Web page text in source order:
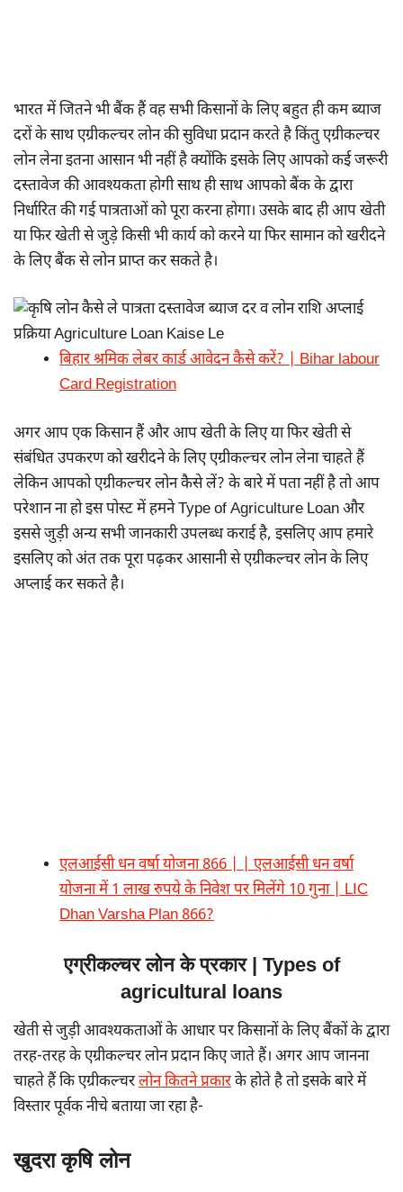
भारत में जितने भी बैंक हैं वह सभी किसानों के लिए बहुत ही कम ब्याज
दरों के साथ एग्रीकल्चर लोन की सुविधा प्रदान करते है किंतु एग्रीकल्चर
लोन लेना इतना आसान भी नहीं है क्योंकि इसके लिए आपको कई जरूरी
दस्तावेज की आवश्यकता होगी साथ ही साथ आपको बैंक के द्वारा
निर्धारित की गई पात्रताओं को पूरा करना होगा। उसके बाद ही आप खेती
या फिर खेती से जुड़े किसी भी कार्य को करने या फिर सामान को खरीदने
के लिए बैंक से लोन प्राप्त कर सकते है।
बिहार श्रमिक लेबर कार्ड आवेदन कैसे करें? | Bihar labour
Card Registration
अगर आप एक किसान हैं और आप खेती के लिए या फिर खेती से
संबंधित उपकरण को खरीदने के लिए एग्रीकल्चर लोन लेना चाहते हैं
लेकिन आपको एग्रीकल्चर लोन कैसे लें? के बारे में पता नहीं है तो आप
परेशान ना हो इस पोस्ट में हमने Type of Agriculture Loan और
इससे जुड़ी अन्य सभी जानकारी उपलब्ध कराई है, इसलिए आप हमारे
इसलिए को अंत तक पूरा पढ़कर आसानी से एग्रीकल्चर लोन के लिए
अप्लाई कर सकते है।
एलआईसी धन वर्षा योजना 866 | | एलआईसी धन वर्षा
योजना में 1 लाख रुपये के निवेश पर मिलेंगे 10 गुना | LIC
Dhan Varsha Plan 866?
एग्रीकल्चर लोन के प्रकार | Types of
agricultural loans
खेती से जुड़ी आवश्यकताओं के आधार पर किसानों के लिए बैंकों के द्वारा
तरह-तरह के एग्रीकल्चर लोन प्रदान किए जाते हैं। अगर आप जानना
चाहते हैं कि एग्रीकल्चरलोन कितने प्रकारके होते है तो इसके बारे में
विस्तार पूर्वक नीचे बताया जा रहा है-
खुदरा कृषि लोन